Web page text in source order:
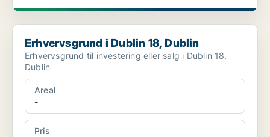
Erhvervsgrund i Dublin 18, Dublin
Erhvervsgrund i Dublin 18, Dublin
Erhvervsgrund til investering eller salg i Dublin 18,
Dublin
Areal
-
Pris